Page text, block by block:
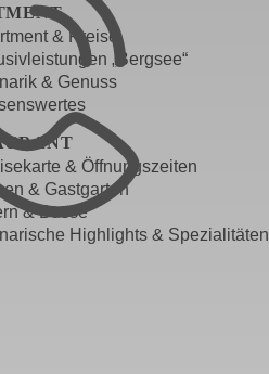
& Preise
„Bergsee“
& Genuss
& Öffnungszeiten
& Gastgarten
& Busse
Highlights & Spezialitäten